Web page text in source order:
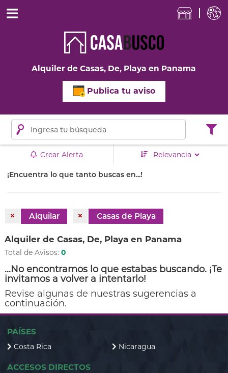
Alquiler de Casas, De, Playa en Panama
Publica tu aviso
Crear Alerta
¡Encuentra lo que tanto buscas en...!
× Alquilar × Casas de Playa
Alquiler de Casas, De, Playa en Panama
Total de Avisos: 0
...No encontramos lo que estabas buscando. ¡Te
invitamos a volver a intentarlo!
Revise algunas de nuestras sugerencias a
continuación.
PAÍSES
Costa Rica Nicaragua
ACCESOS DIRECTOS